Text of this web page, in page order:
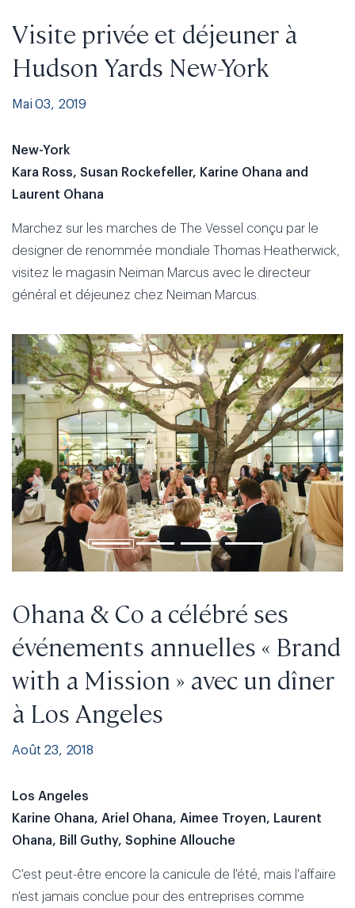
Visite privée et déjeuner à
Hudson Yards New-York
Mai 03, 2019
New-York
Kara Ross, Susan Rockefeller, Karine Ohana and
Laurent Ohana
Marchez sur les marches de The Vessel conçu par le
designer de renommée mondiale Thomas Heatherwick,
visitez le magasin Neiman Marcus avec le directeur
général et déjeunez chez Neiman Marcus.
Ohana & Co a célébré ses
événements annuelles « Brand
with a Mission » avec un dîner
à Los Angeles
Août 23, 2018
Los Angeles
Karine Ohana, Ariel Ohana, Aimee Troyen, Laurent
Ohana, Bill Guthy, Sophine Allouche
C'est peut-être encore la canicule de l'été, mais l'affaire
n'est jamais conclue pour des entreprises comme